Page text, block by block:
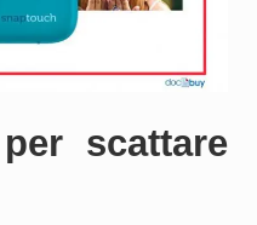
scattare